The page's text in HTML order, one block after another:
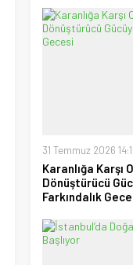
31 Temmuz 2026
Karanlığa Karşı
Dönüştürücü
Farkındalık